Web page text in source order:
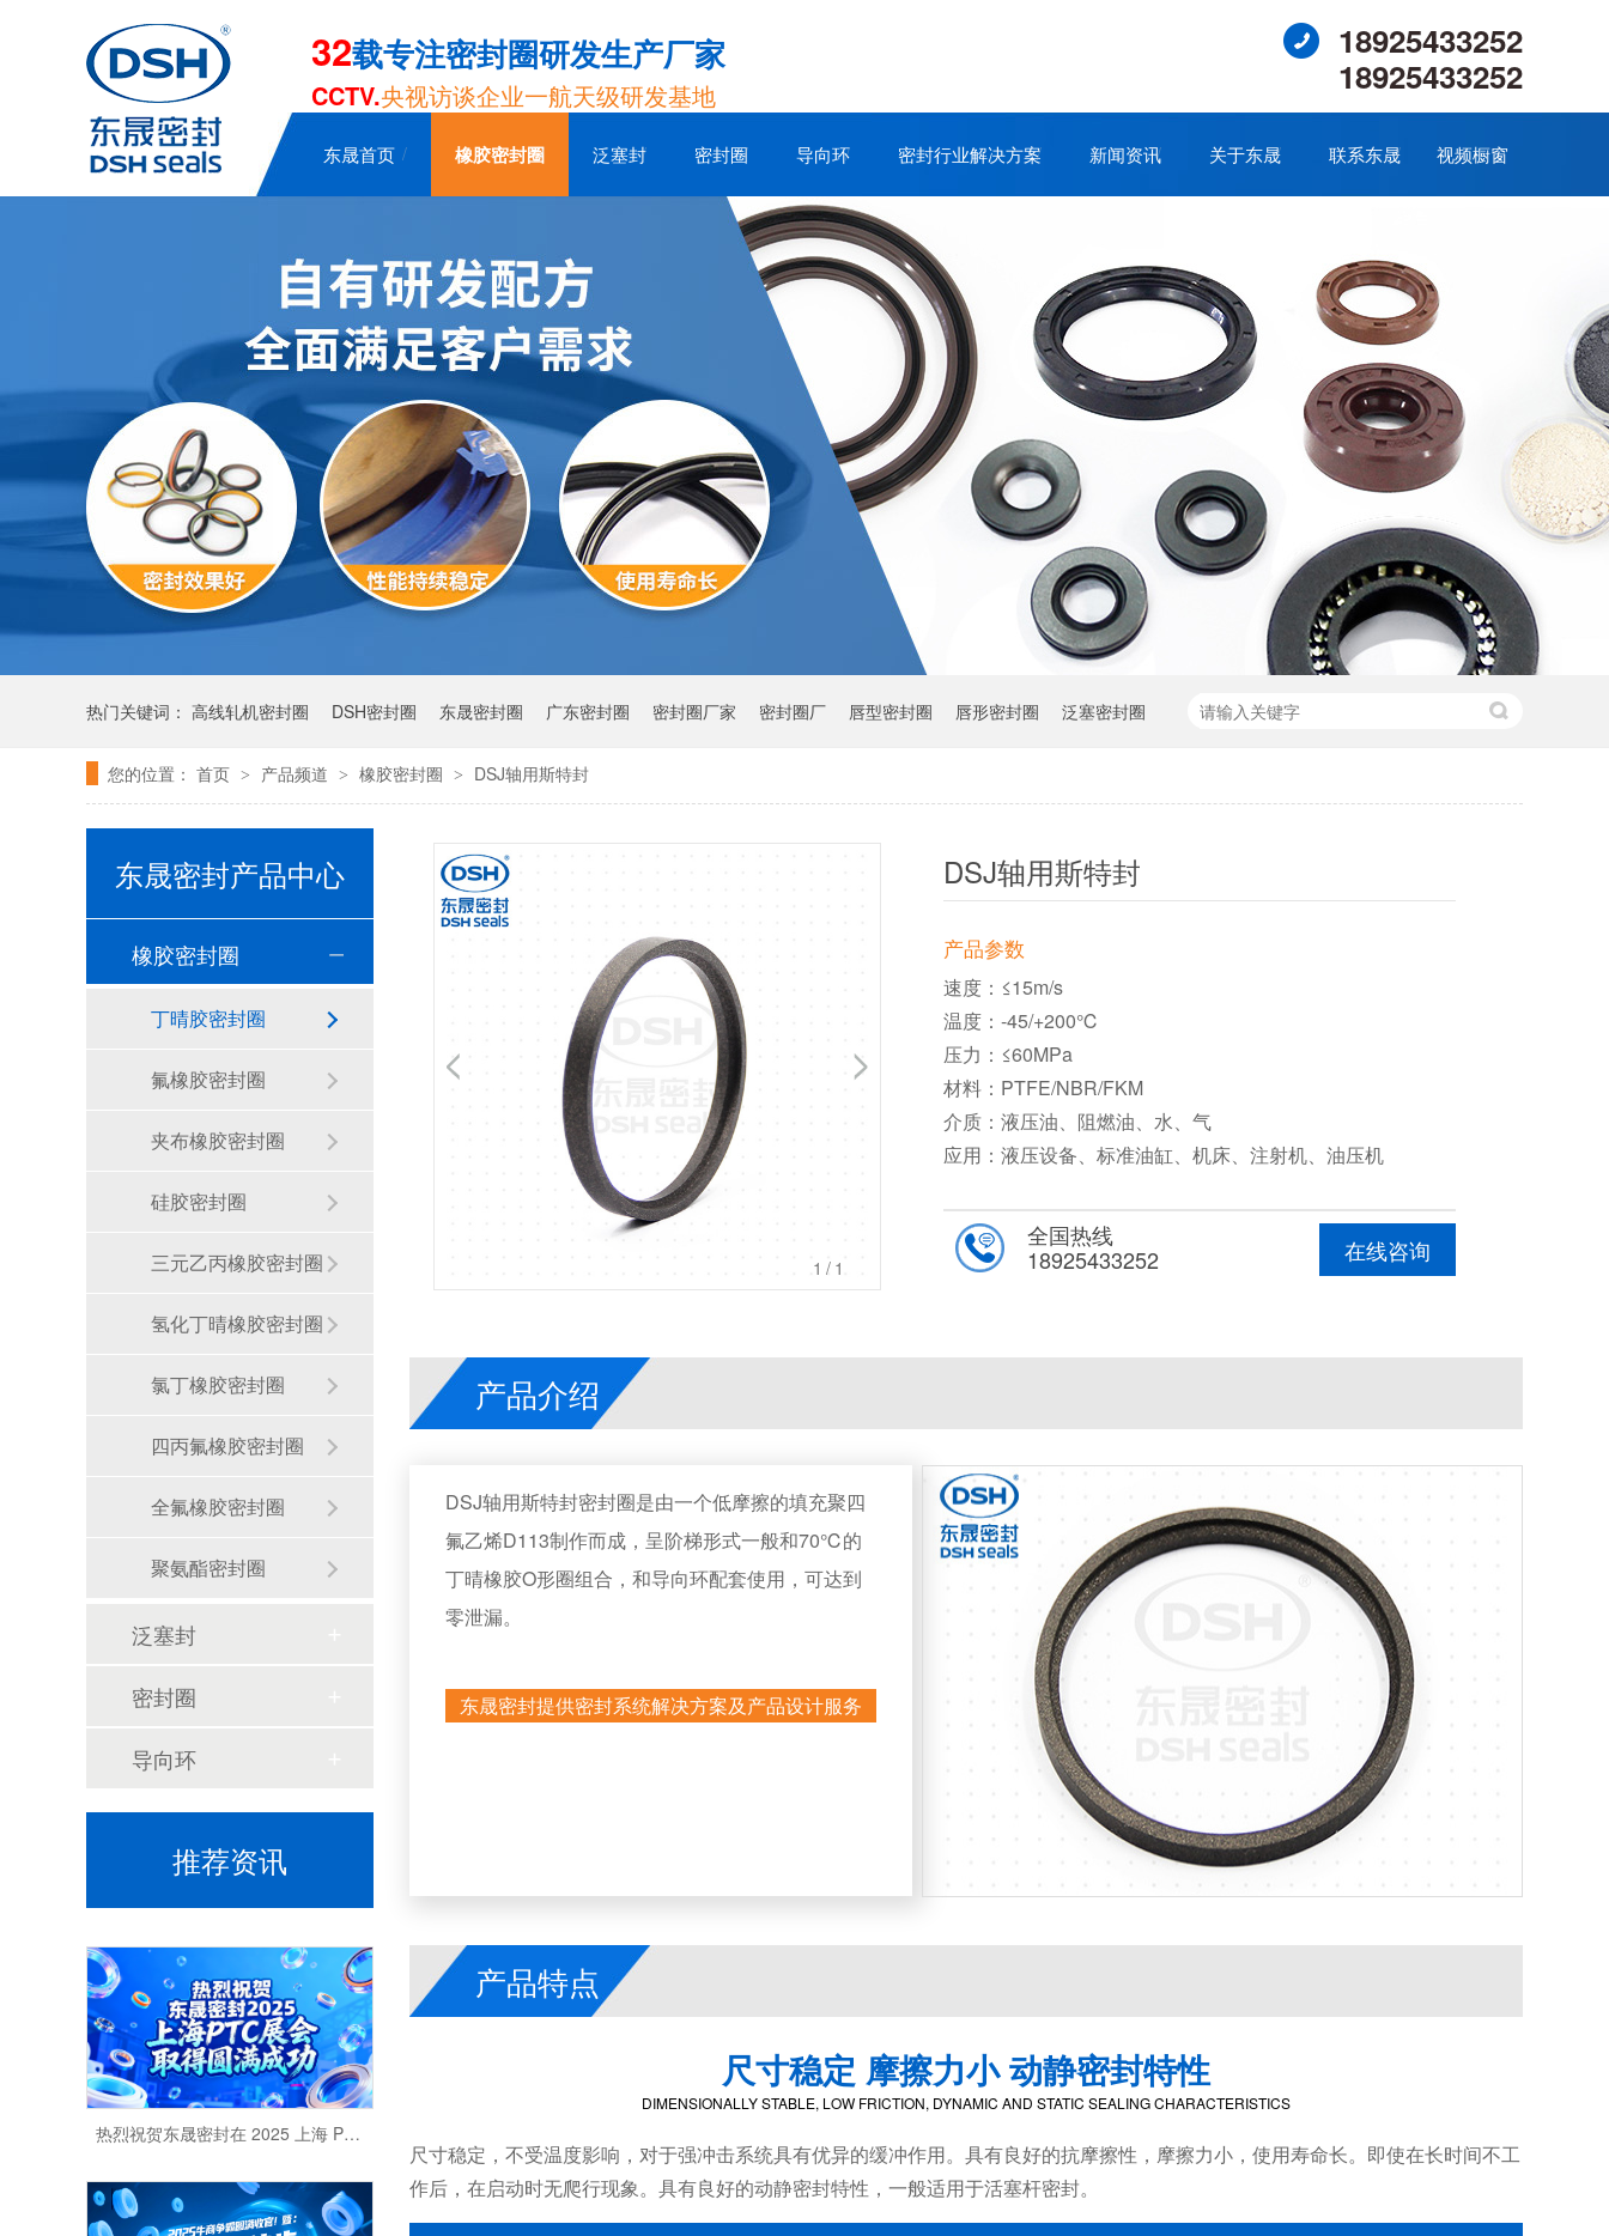
32载专注密封圈研发生产厂家
CCTV.央视访谈企业一航天级研发基地
18925433252
18925433252
东晟首页 橡胶密封圈 泛塞封 密封圈 导向环 密封行业解决方案 新闻资讯 关于东晟 联系东晟 视频橱窗
热门关键词： 高线轧机密封圈 DSH密封圈 东晟密封圈 广东密封圈 密封圈厂家 密封圈厂 唇型密封圈 唇形密封圈 泛塞密封圈
密封圈产品
您的位置： 首页 > 产品频道 > 橡胶密封圈 > DSJ轴用斯特封
1 /1
DSJ轴用斯特封
产品参数
速度：≤15m/s
温度：-45/+200℃
压力：≤60MPa
材料：PTFE/NBR/FKM
介质：液压油、阻燃油、水、气
应用：液压设备、标准油缸、机床、注射机、油压机
在线咨询
全国热线
18925433252
产品介绍
DSJ轴用斯特封密封圈是由一个低摩擦的填充聚四
氟乙烯D113制作而成，呈阶梯形式一般和70℃的
丁晴橡胶O形圈组合，和导向环配套使用，可达到
零泄漏。
东晟密封提供密封系统解决方案及产品设计服务
产品特点
尺寸稳定 摩擦力小 动静密封特性
DIMENSIONALLY STABLE, LOW FRICTION, DYNAMIC AND STATIC SEALING CHARACTERISTICS
尺寸稳定，不受温度影响，对于强冲击系统具有优异的缓冲作用。具有良好的抗摩擦性，摩擦力小，使用寿命长。即使在长时间不工
作后，在启动时无爬行现象。具有良好的动静密封特性，一般适用于活塞杆密封。
东晟密封产品中心
橡胶密封圈
丁晴胶密封圈
氟橡胶密封圈
夹布橡胶密封圈
硅胶密封圈
三元乙丙橡胶密封圈
氢化丁晴橡胶密封圈
氯丁橡胶密封圈
四丙氟橡胶密封圈
全氟橡胶密封圈
聚氨酯密封圈
泛塞封
密封圈
导向环
推荐资讯
热烈祝贺东晟密封在 2025 上海 PTC展会取得圆满成功！